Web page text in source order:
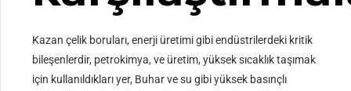
Kazan çelik boruları, enerji üretimi gibi endüstrilerdeki kritik
bileşenlerdir, petrokimya, ve üretim, yüksek sıcaklık taşımak
için kullanıldıkları yer, Buhar ve su gibi yüksek basınçlı